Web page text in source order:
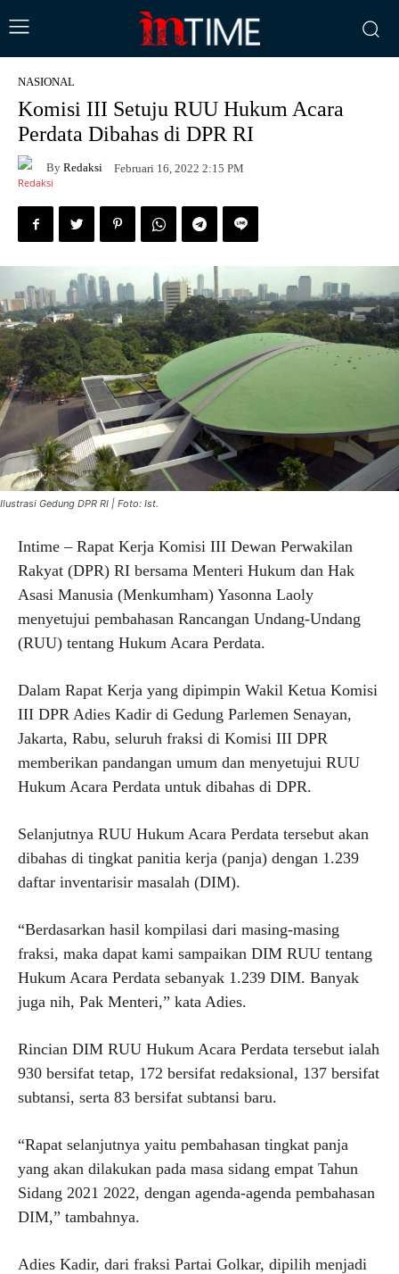
NASIONAL
Komisi III Setuju RUU Hukum Acara
Perdata Dibahas di DPR RI
By Redaksi Februari 16, 2022 2:15 PM
Ilustrasi Gedung DPR RI | Foto: Ist.
Intime – Rapat Kerja Komisi III Dewan Perwakilan
Rakyat (DPR) RI bersama Menteri Hukum dan Hak
Asasi Manusia (Menkumham) Yasonna Laoly
menyetujui pembahasan Rancangan Undang-Undang
(RUU) tentang Hukum Acara Perdata.
Dalam Rapat Kerja yang dipimpin Wakil Ketua Komisi
III DPR Adies Kadir di Gedung Parlemen Senayan,
Jakarta, Rabu, seluruh fraksi di Komisi III DPR
memberikan pandangan umum dan menyetujui RUU
Hukum Acara Perdata untuk dibahas di DPR.
Selanjutnya RUU Hukum Acara Perdata tersebut akan
dibahas di tingkat panitia kerja (panja) dengan 1.239
daftar inventarisir masalah (DIM).
“Berdasarkan hasil kompilasi dari masing-masing
fraksi, maka dapat kami sampaikan DIM RUU tentang
Hukum Acara Perdata sebanyak 1.239 DIM. Banyak
juga nih, Pak Menteri,” kata Adies.
Rincian DIM RUU Hukum Acara Perdata tersebut ialah
930 bersifat tetap, 172 bersifat redaksional, 137 bersifat
subtansi, serta 83 bersifat subtansi baru.
“Rapat selanjutnya yaitu pembahasan tingkat panja
yang akan dilakukan pada masa sidang empat Tahun
Sidang 2021 2022, dengan agenda-agenda pembahasan
DIM,” tambahnya.
Adies Kadir, dari fraksi Partai Golkar, dipilih menjadi